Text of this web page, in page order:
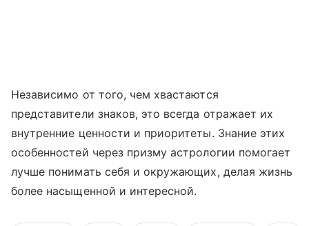
Независимо от того, чем хвастаются
представители знаков, это всегда отражает их
внутренние ценности и приоритеты. Знание этих
особенностей через призму астрологии помогает
лучше понимать себя и окружающих, делая жизнь
более насыщенной и интересной.